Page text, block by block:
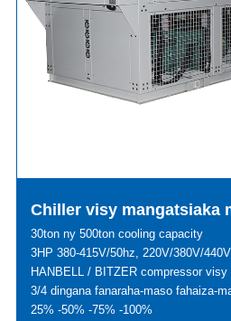
Chiller visy mangatsiaka
30ton ny 500ton cooling capacity
3HP 380-415V/50hz, 220V/380V/
HANBELL / BITZER compressor visy
3/4 dingana fanaraha-maso fahaiza-
25% -50% -75% -100%